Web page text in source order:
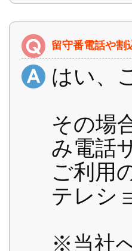
留守番電話や割
はい、
その場
み電話
ご利用
テレシ
※当社